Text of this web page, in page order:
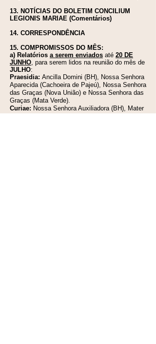
13. NOTÍCIAS DO BOLETIM CONCILIUM
LEGIONIS MARIAE (Comentários)
14. CORRESPONDÊNCIA
15. COMPROMISSOS DO MÊS:
a) Relatórios a serem enviados até 20 DE
JUNHO, para serem lidos na reunião do mês de
JULHO:
Praesidia: Ancilla Domini (BH), Nossa Senhora
Aparecida (Cachoeira de Pajeú), Nossa Senhora
das Graças (Nova União) e Nossa Senhora das
Graças (Mata Verde).
Curiae: Nossa Senhora Auxiliadora (BH), Mater